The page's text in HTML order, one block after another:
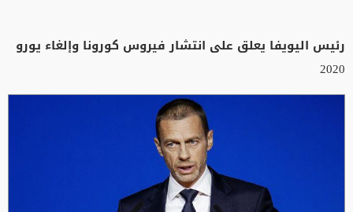
رئيس اليويفا يعلق على انتشار فيروس كورونا وإلغاء يورو
2020